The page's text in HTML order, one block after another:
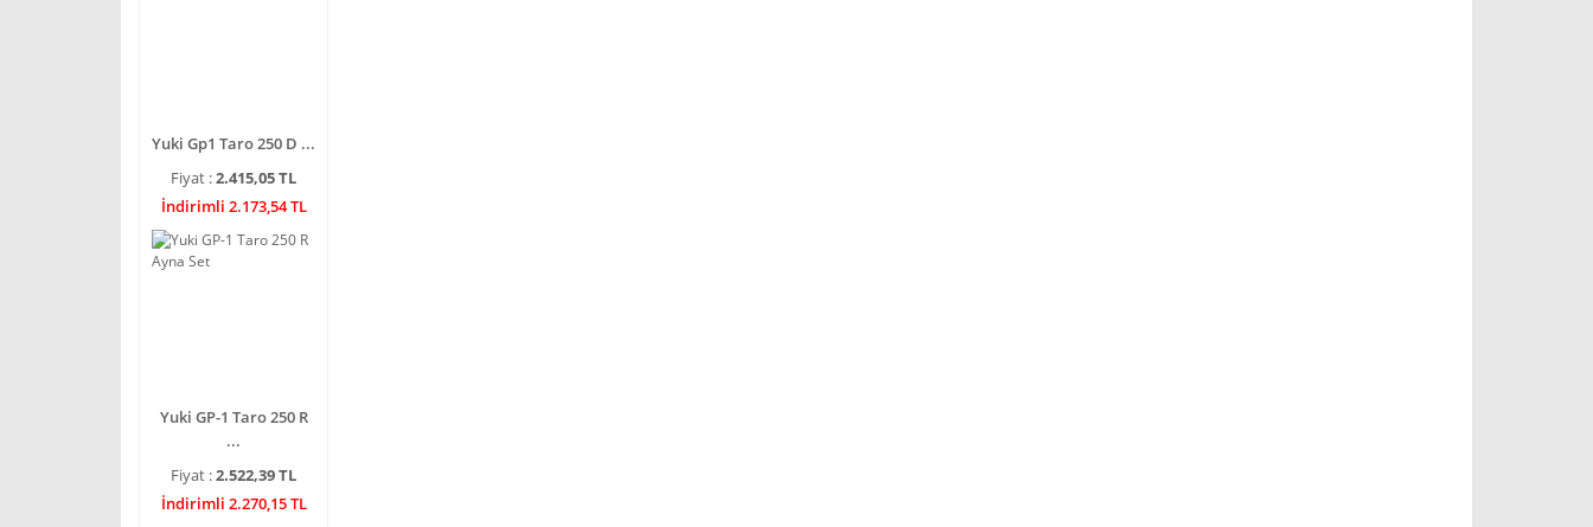
Yuki Gp1 Taro 250 D ...
Fiyat :2.415,05 TL
İndirimli 2.173,54 TL
Yuki GP-1 Taro 250 R
...
Fiyat :2.522,39 TL
İndirimli 2.270,15 TL